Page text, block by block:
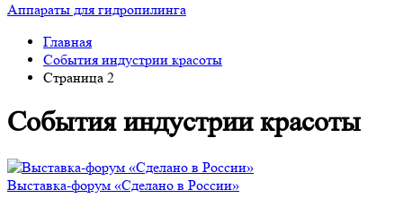
Аппараты для гидропилинга
Главная
События индустрии красоты
Страница 2
События индустрии красоты
Выставка-форум «Сделано в России»